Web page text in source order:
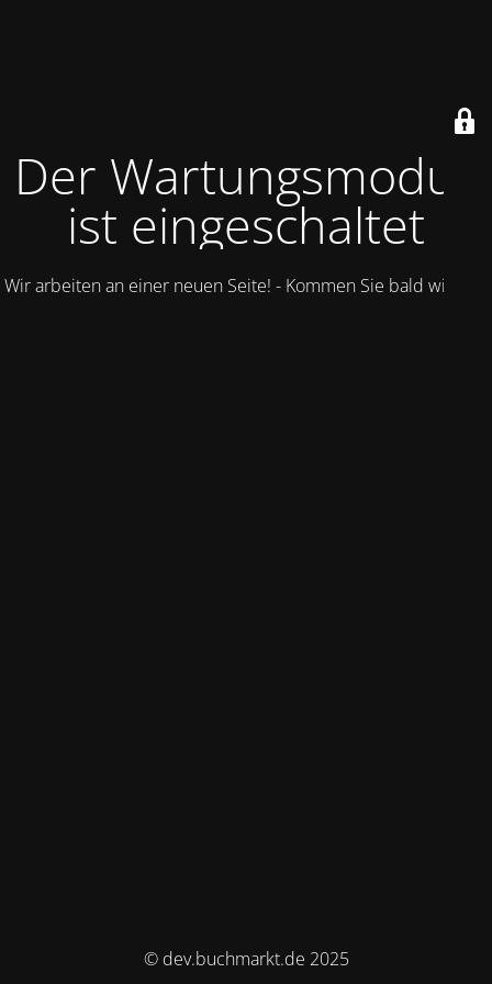
Der Wartungsmodus
ist eingeschaltet
Wir arbeiten an einer neuen Seite! - Kommen Sie bald wieder.
© dev.buchmarkt.de 2025